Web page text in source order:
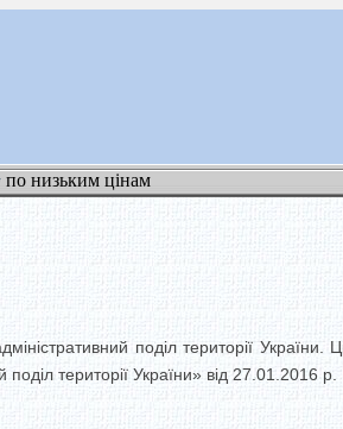
по низьким цінам
поділ території України.
території України» від 27.01.2016 р.